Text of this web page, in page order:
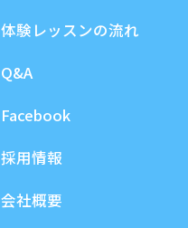
体験レッスンの流れ
Q&A
Facebook
採用情報
会社概要